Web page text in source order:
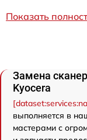
Показать
Замена
Kyocera
выполняется в
мастерами с